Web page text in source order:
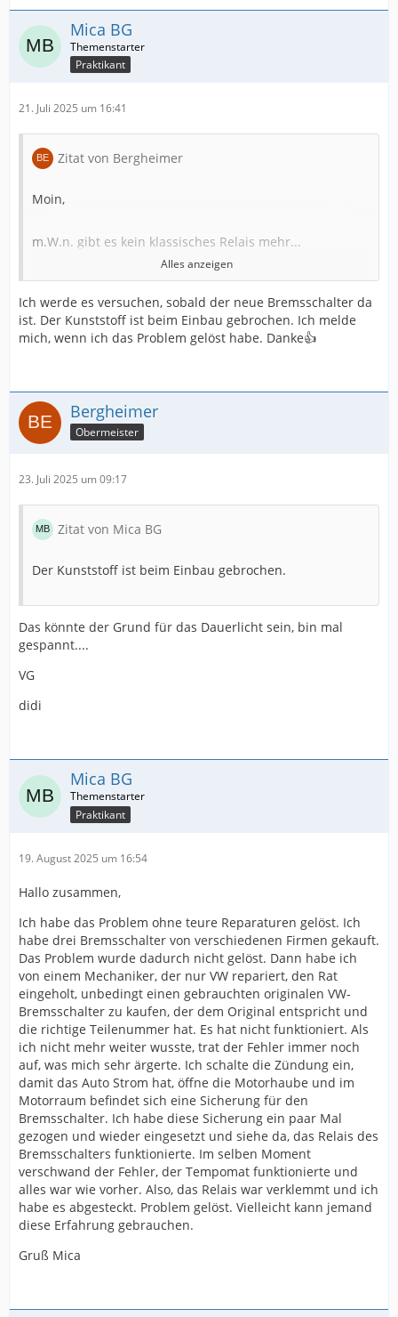
Mica BG
Praktikant
21. Juli 2025 um 16:41
Zitat von Bergheimer
Moin,
m.W.n. gibt es kein klassisches Relais mehr...
Was ich mal gelesen habe, sitzt der Sensor sehr eng an
einem Schlitz über dem Pedal wird er nicht exakt
eingerastet oder falsch montiert, registriert das System
dauerhaft "Pedal betätigt".
ersten Einbau (Einrasttiefe).Wenn du den Pedalsensor
bei nicht bei zurückgezogenem Pedal einbaust, kann er
in einer falschen Position einrasten,folglich dauerhaftes
didi
Alles anzeigen
Ich werde es versuchen, sobald der neue Bremsschalter da
ist. Der Kunststoff ist beim Einbau gebrochen. Ich melde
mich, wenn ich das Problem gelöst habe. Danke👍
Bergheimer
Obermeister
23. Juli 2025 um 09:17
Zitat von Mica BG
Der Kunststoff ist beim Einbau gebrochen.
Das könnte der Grund für das Dauerlicht sein, bin mal
gespannt....
VG
didi
Mica BG
Praktikant
19. August 2025 um 16:54
Hallo zusammen,
Ich habe das Problem ohne teure Reparaturen gelöst. Ich
habe drei Bremsschalter von verschiedenen Firmen gekauft.
Das Problem wurde dadurch nicht gelöst. Dann habe ich
von einem Mechaniker, der nur VW repariert, den Rat
eingeholt, unbedingt einen gebrauchten originalen VW-
Bremsschalter zu kaufen, der dem Original entspricht und
die richtige Teilenummer hat. Es hat nicht funktioniert. Als
ich nicht mehr weiter wusste, trat der Fehler immer noch
auf, was mich sehr ärgerte. Ich schalte die Zündung ein,
damit das Auto Strom hat, öffne die Motorhaube und im
Motorraum befindet sich eine Sicherung für den
Bremsschalter. Ich habe diese Sicherung ein paar Mal
gezogen und wieder eingesetzt und siehe da, das Relais des
Bremsschalters funktionierte. Im selben Moment
verschwand der Fehler, der Tempomat funktionierte und
alles war wie vorher. Also, das Relais war verklemmt und ich
habe es abgesteckt. Problem gelöst. Vielleicht kann jemand
diese Erfahrung gebrauchen.
Gruß Mica